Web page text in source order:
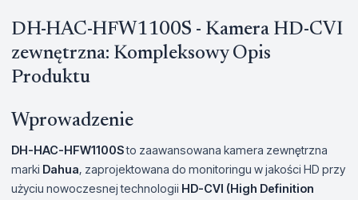
DH-HAC-HFW1100S - Kamera HD-CVI
zewnętrzna: Kompleksowy Opis
Produktu
Wprowadzenie
DH-HAC-HFW1100Sto zaawansowana kamera zewnętrzna
marki Dahua, zaprojektowana do monitoringu w jakości HD przy
użyciu nowoczesnej technologii HD-CVI (High Definition